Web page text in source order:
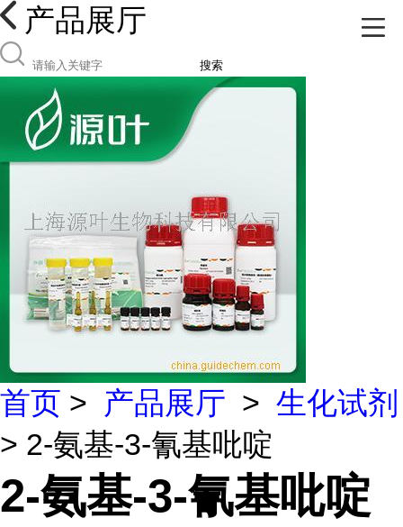
产品展厅
搜索
首页 > 产品展厅 > 生化试剂
> 2-氨基-3-氰基吡啶
2-氨基-3-氰基吡啶